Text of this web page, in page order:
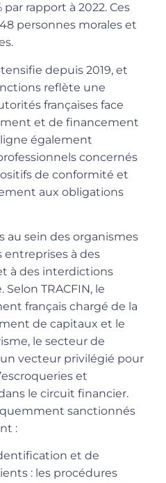
rapport à 2022. Ces
personnes morales et
depuis 2019, et
reflète une
françaises face
et de financement
également
concernés
de conformité et
aux obligations
au sein des organismes
entreprises à des
à des interdictions
Selon TRACFIN, le
français chargé de la
de capitaux et le
le secteur de
vecteur privilégié pour
et
le circuit financier.
sanctionnés
:
et de
: les procédures